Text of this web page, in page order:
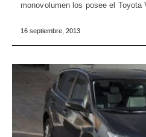
monovolumen los posee el
16 septiembre, 2013